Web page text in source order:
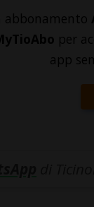
abbonamento
per
app